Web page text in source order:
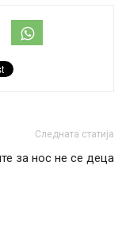
Следната статија
за нос не се деца